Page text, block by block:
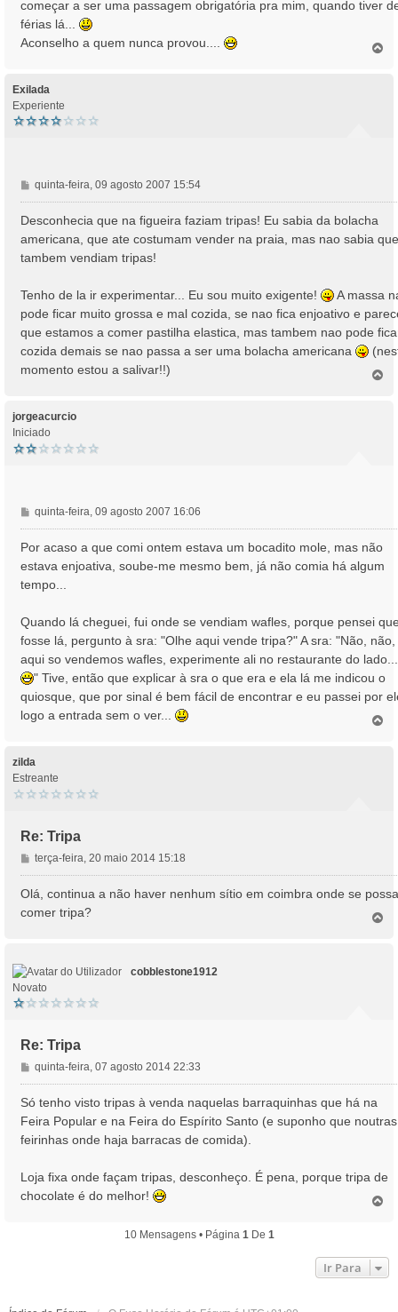
g
e
começar a ser uma passagem obrigatória pra mim, quando tiver
férias lá...
Aconselho a quem nunca provou....
Exilada
Experiente
M
e
n
g
m
quinta-feira, 09 agosto 2007 15:54
Desconhecia que na figueira faziam tripas! Eu sabia da bolacha
americana, que ate costumam vender na praia, mas nao sabia que
tambem vendiam tripas!
Tenho de la ir experimentar... Eu sou muito exigente!
A massa
pode ficar muito grossa e mal cozida, se nao fica enjoativo e
que estamos a comer pastilha elastica, mas tambem nao pode
cozida demais se nao passa a ser uma bolacha americana
momento estou a salivar!!)
jorgeacurcio
Iniciado
M
e
n
g
m
quinta-feira, 09 agosto 2007 16:06
Por acaso a que comi ontem estava um bocadito mole, mas não
estava enjoativa, soube-me mesmo bem, já não comia há algum
tempo...
Quando lá cheguei, fui onde se vendiam wafles, porque pensei
fosse lá, pergunto à sra: "Olhe aqui vende tripa?" A sra: "Não, não,
aqui so vendemos wafles, experimente ali no restaurante do lado...
" Tive, então que explicar à sra o que era e ela lá me indicou o
quiosque, que por sinal é bem fácil de encontrar e eu passei por
logo a entrada sem o ver...
zilda
Estreante
Re: Tripa
M
e
n
a
m
terça-feira, 20 maio 2014 15:18
Olá, continua a não haver nenhum sítio em coimbra onde se possa
comer tripa?
cobblestone1912
Novato
Re: Tripa
M
e
n
a
g
m
quinta-feira, 07 agosto 2014 22:33
Só tenho visto tripas à venda naquelas barraquinhas que há na
Feira Popular e na Feira do Espírito Santo (e suponho que noutras
feirinhas onde haja barracas de comida).
Loja fixa onde façam tripas, desconheço. É pena, porque tripa de
chocolate é do melhor!
10 Mensagens • Página 1 De 1
Ir Para